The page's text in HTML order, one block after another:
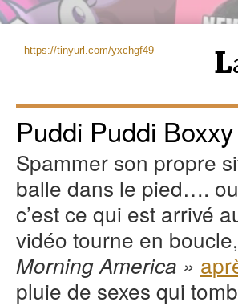
https://tinyurl.com/yxchgf49
Puddi Puddi
Spammer son propre
balle dans le pied….
c’est ce qui est arrivé
vidéo tourne en
Morning America »
pluie de sexes qui